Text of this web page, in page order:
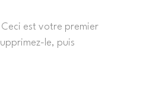
Ceci est votre premier
le, puis